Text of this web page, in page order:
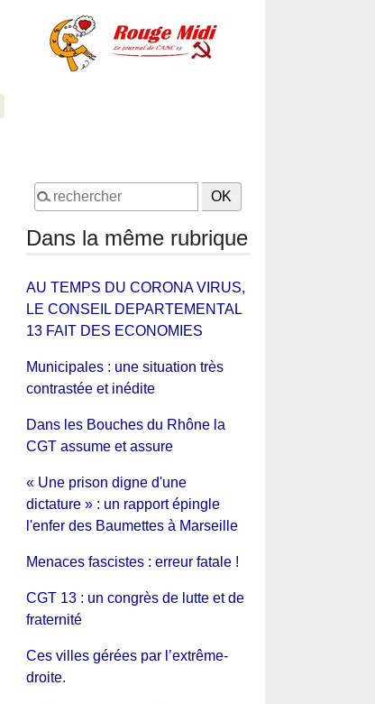
Dans la même rubrique
AU TEMPS DU CORONA VIRUS,
LE CONSEIL DEPARTEMENTAL
13 FAIT DES ECONOMIES
Municipales : une situation très
contrastée et inédite
Dans les Bouches du Rhône la
CGT assume et assure
« Une prison digne d'une
dictature » : un rapport épingle
l'enfer des Baumettes à Marseille
Menaces fascistes : erreur fatale !
CGT 13 : un congrès de lutte et de
fraternité
Ces villes gérées par l’extrême-
droite.